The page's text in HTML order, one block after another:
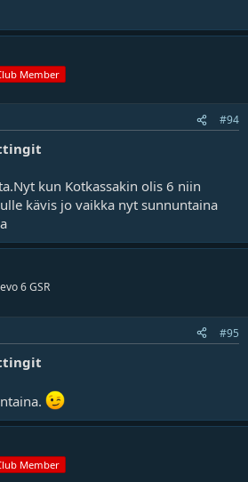
Member
#94
kun Kotkassakin olis 6 niin
kävis jo vaikka nyt sunnuntaina
6 GSR
#95
Member